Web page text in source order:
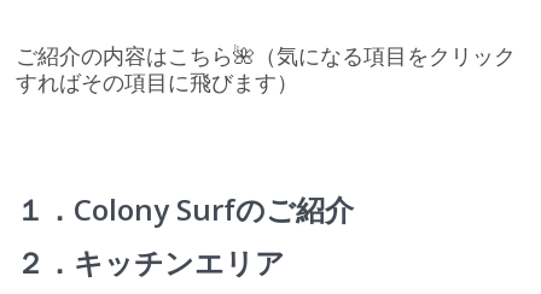
ご紹介の内容はこちら🌺（気になる項目をクリック
すればその項目に飛びます）
１．Colony Surfのご紹介
２．キッチンエリア